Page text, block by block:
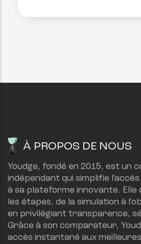
À PROPOS DE NOUS
Youdge, fondé en 2015, est un
indépendant qui simplifie
à sa plateforme innovante.
les étapes, de la simulation à
en privilégiant transparence,
Grâce à son comparateur,
accès instantané aux